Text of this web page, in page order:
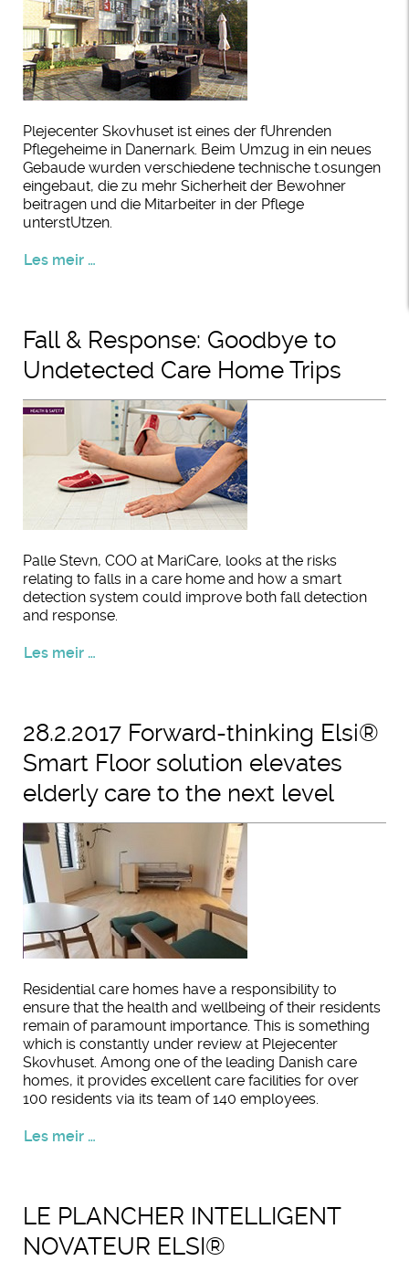
Plejecenter Skovhuset ist eines der fUhrenden
Pflegeheime in Danernark. Beim Umzug in ein neues
Gebaude wurden verschiedene technische t.osungen
eingebaut, die zu mehr Sicherheit der Bewohner
beitragen und die Mitarbeiter in der Pflege
unterstUtzen.
Les meir …
Fall & Response: Goodbye to
Undetected Care Home Trips
Palle Stevn, COO at MariCare, looks at the risks
relating to falls in a care home and how a smart
detection system could improve both fall detection
and response.
Les meir …
28.2.2017 Forward-thinking Elsi®
Smart Floor solution elevates
elderly care to the next level
Residential care homes have a responsibility to
ensure that the health and wellbeing of their residents
remain of paramount importance. This is something
which is constantly under review at Plejecenter
Skovhuset. Among one of the leading Danish care
homes, it provides excellent care facilities for over
100 residents via its team of 140 employees.
Les meir …
LE PLANCHER INTELLIGENT
NOVATEUR ELSI®